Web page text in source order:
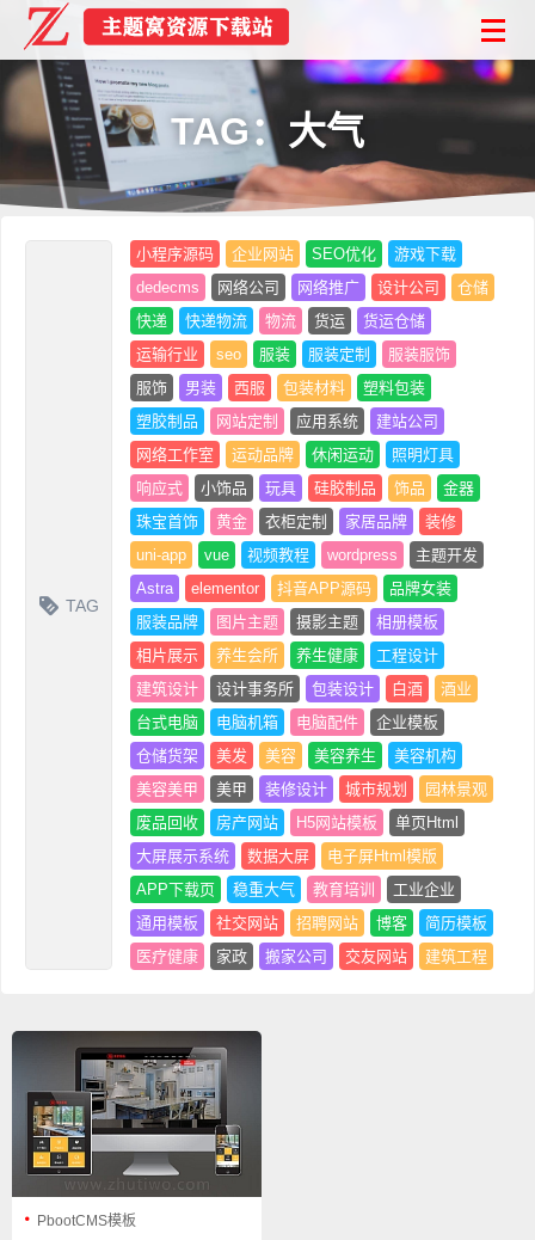
TAG：大气
TAG
小程序源码 企业网站 SEO优化
游戏下载
dedecms
网络公司 网络推广 设计公司
仓储
快递
快递物流 物流 货运
货运仓储
运输行业
seo 服装 服装定制
服装服饰
服饰
男装 西服 包装材料
塑料包装
塑胶制品
网站定制 应用系统
建站公司
网络工作室
运动品牌 休闲运动
照明灯具
响应式
小饰品 玩具 硅胶制品 饰品
金器
珠宝首饰
黄金 衣柜定制 家居品牌
装修
uni-app
vue 视频教程 wordpress
主题开发
Astra
elementor 抖音APP源码
品牌女装
服装品牌
图片主题 摄影主题
相册模板
相片展示
养生会所 养生健康
工程设计
建筑设计
设计事务所 包装设计 白酒
酒业
台式电脑
电脑机箱 电脑配件
企业模板
仓储货架
美发 美容 美容养生
美容机构
美容美甲
美甲 装修设计 城市规划
园林景观
废品回收
房产网站 H5网站模板
单页Html
大屏展示系统
数据大屏
电子屏Html模版
APP下载页
稳重大气 教育培训
工业企业
通用模板
社交网站 招聘网站 博客
简历模板
医疗健康
家政 搬家公司 交友网站 建筑工程
PbootCMS模板